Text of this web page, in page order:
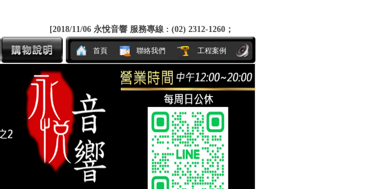
[2018/11/06 永悅音響 服務專線 : (02) 2312-1260；商品下單、付款方式、運費；歡迎電洽
首頁 聯絡我們
工程案例